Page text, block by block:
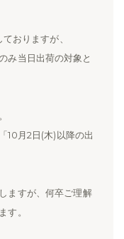
おりますが、
み当日出荷の対象と
10月2日(木)以降の出
ますが、何卒ご理解
す。